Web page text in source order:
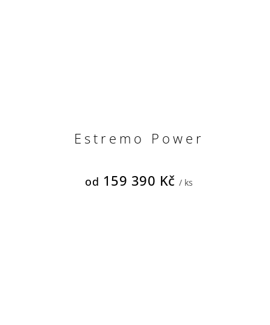
Estremo Power
od 159 390 Kč/ ks